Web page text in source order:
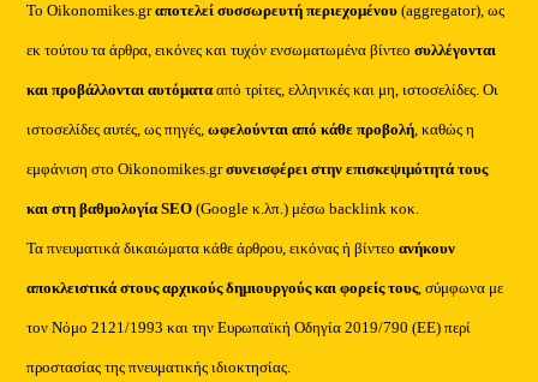
Το Oikonomikes.grαποτελεί συσσωρευτή περιεχομένου (aggregator), ως
εκ τούτου τα άρθρα, εικόνες και τυχόν ενσωματωμένα βίντεοσυλλέγονται
και προβάλλονται αυτόματααπό τρίτες, ελληνικές και μη, ιστοσελίδες. Οι
ιστοσελίδες αυτές, ως πηγές,ωφελούνται από κάθε προβολή, καθώς η
εμφάνιση στο Oikonomikes.grσυνεισφέρει στην επισκεψιμότητά τους
και στη βαθμολογία SEO (Google κ.λπ.) μέσω backlink κοκ.
Τα πνευματικά δικαιώματα κάθε άρθρου, εικόνας ή βίντεοανήκουν
αποκλειστικά στους αρχικούς δημιουργούς και φορείς τους, σύμφωνα με
τον Νόμο 2121/1993 και την Ευρωπαϊκή Οδηγία 2019/790 (ΕΕ) περί
προστασίας της πνευματικής ιδιοκτησίας.